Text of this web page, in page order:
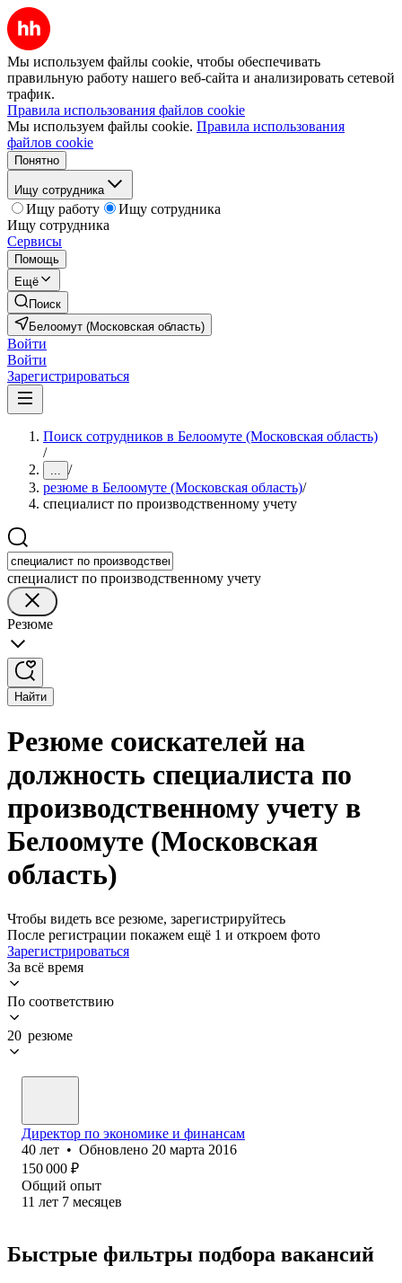
Мы используем файлы cookie, чтобы обеспечивать
правильную работу нашего веб-сайта и анализировать сетевой
трафик.
Правила использования файлов cookie
Мы используем файлы cookie. Правила использования
файлов cookie
Понятно
Ищу сотрудника
Ищу работу
Ищу сотрудника
Ищу сотрудника
Сервисы
Помощь
Ещё
Поиск
Белоомут (Московская область)
Войти
Войти
Зарегистрироваться
Поиск сотрудников в Белоомуте (Московская область)
/
... /
резюме в Белоомуте (Московская область)/
специалист по производственному учету
специалист по производственному учету
Резюме
Найти
Резюме соискателей на
должность специалиста по
производственному учету в
Белоомуте (Московская
область)
Чтобы видеть все резюме, зарегистрируйтесь
После регистрации покажем ещё 1 и откроем фото
Зарегистрироваться
За всё время
По соответствию
20 резюме
Директор по экономике и финансам
40 лет • Обновлено 20 марта 2016
150 000 ₽
Общий опыт
11 лет 7 месяцев
Быстрые фильтры подбора вакансий